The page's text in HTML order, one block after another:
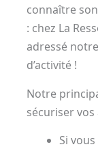
connaître
: chez La
adressé
d’activité !
Notre
sécuriser
Si